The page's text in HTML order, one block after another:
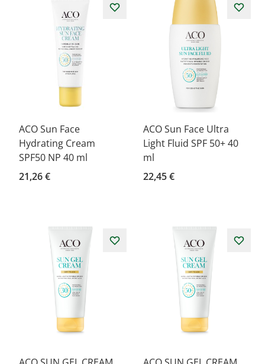
ACO Sun Face
Hydrating Cream
SPF50 NP 40 ml
21,26 €
ACO Sun Face Ultra
Light Fluid SPF 50+ 40
ml
22,45 €